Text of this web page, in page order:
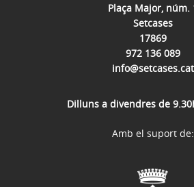
Plaça Major, núm.
Setcases
17869
972 136 089
info@setcases.cat
Dilluns a divendres de
Amb el suport de: